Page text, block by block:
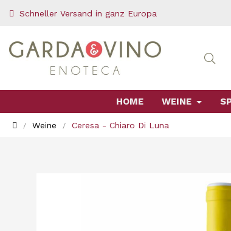
Schneller Versand in ganz Europa
HOME WEINE
Weine Ceresa - Chiaro Di Luna